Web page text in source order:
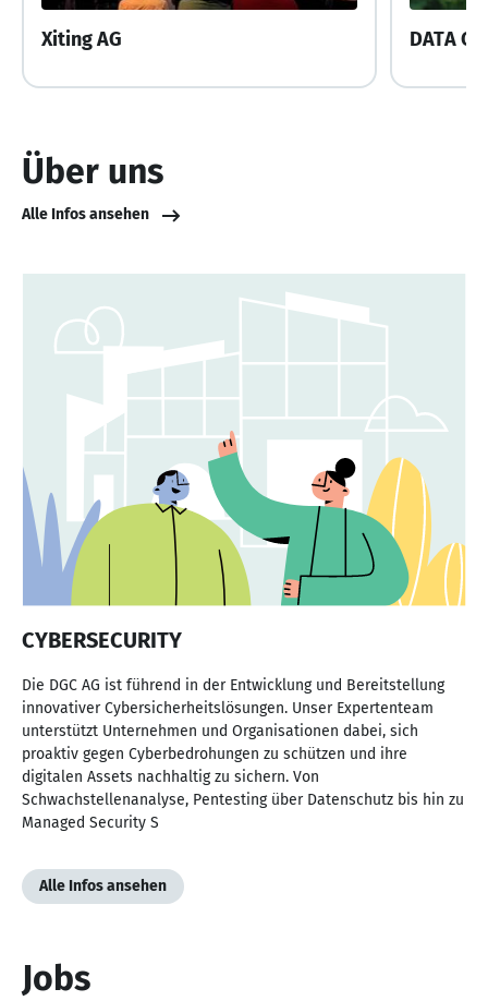
Xiting AG DATA
Über uns
Alle Infos ansehen
CYBERSECURITY
Die DGC AG ist führend in der Entwicklung und Bereitstellung
innovativer Cybersicherheitslösungen. Unser Expertenteam
unterstützt Unternehmen und Organisationen dabei, sich
proaktiv gegen Cyberbedrohungen zu schützen und ihre
digitalen Assets nachhaltig zu sichern. Von
Schwachstellenanalyse, Pentesting über Datenschutz bis hin zu
Managed Security S
Alle Infos ansehen
Jobs